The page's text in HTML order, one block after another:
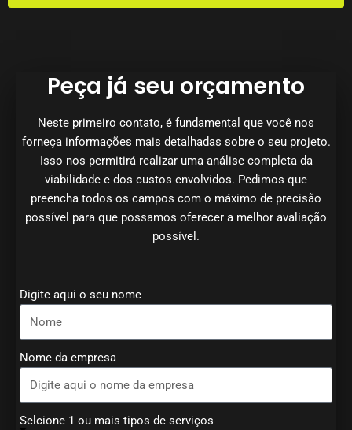
Peça já seu orçamento
Neste primeiro contato, é fundamental que você nos
forneça informações mais detalhadas sobre o seu projeto.
Isso nos permitirá realizar uma análise completa da
viabilidade e dos custos envolvidos. Pedimos que
preencha todos os campos com o máximo de precisão
possível para que possamos oferecer a melhor avaliação
possível.
Digite aqui o seu nome
Nome da empresa
Selcione 1 ou mais tipos de serviços